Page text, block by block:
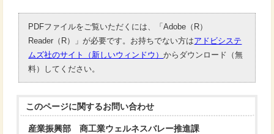
PDFファイルをご覧いただくには、「Adobe（R）
Reader（R）」が必要です。お持ちでない方はアドビシステ
ムズ社のサイト（新しいウィンドウ）からダウンロード（無
料）してください。
このページに関するお問い合わせ
産業振興部 商工業ウェルネスバレー推進課